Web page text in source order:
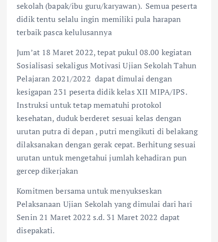
sekolah (bapak/ibu guru/karyawan). Semua peserta
didik tentu selalu ingin memiliki pula harapan
terbaik pasca kelulusannya
Jum’at 18 Maret 2022, tepat pukul 08.00 kegiatan
Sosialisasi sekaligus Motivasi Ujian Sekolah Tahun
Pelajaran 2021/2022 dapat dimulai dengan
kesigapan 231 peserta didik kelas XII MIPA/IPS.
Instruksi untuk tetap mematuhi protokol
kesehatan, duduk berderet sesuai kelas dengan
urutan putra di depan , putri mengikuti di belakang
dilaksanakan dengan gerak cepat. Berhitung sesuai
urutan untuk mengetahui jumlah kehadiran pun
gercep dikerjakan
Komitmen bersama untuk menyukseskan
Pelaksanaan Ujian Sekolah yang dimulai dari hari
Senin 21 Maret 2022 s.d. 31 Maret 2022 dapat
disepakati.